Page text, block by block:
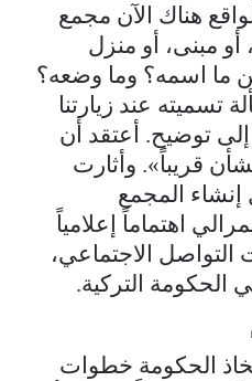
هناك الآن مجمع
أو مبنى، أو منزل
ما اسمه؟ وما وضعه؟
تسميته عند زيارتنا
توضيح. أعتقد أن
قريباً». وأثارت
المجمع
اهتماماً إعلامياً
الاجتماعي،
التركية.
الحكومة خطوات